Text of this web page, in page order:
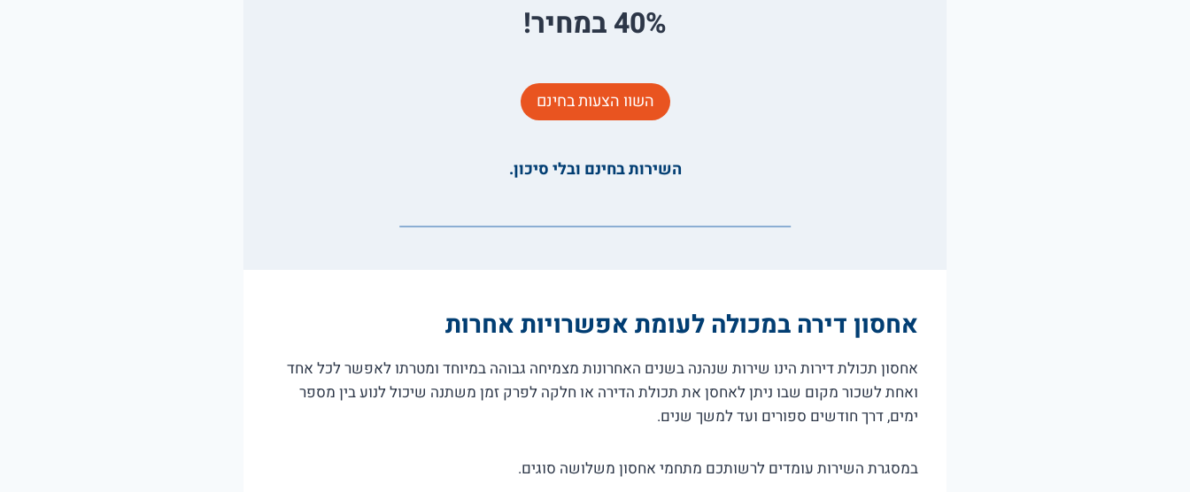
40% במחיר!
השוו הצעות בחינם
השירות בחינם ובלי סיכון.
אחסון דירה במכולה לעומת אפשרויות אחרות
אחסון תכולת דירות הינו שירות שנהנה בשנים האחרונות מצמיחה גבוהה במיוחד ומטרתו לאפשר לכל אחד
ואחת לשכור מקום שבו ניתן לאחסן את תכולת הדירה או חלקה לפרק זמן משתנה שיכול לנוע בין מספר
ימים, דרך חודשים ספורים ועד למשך שנים.
במסגרת השירות עומדים לרשותכם מתחמי אחסון משלושה סוגים.